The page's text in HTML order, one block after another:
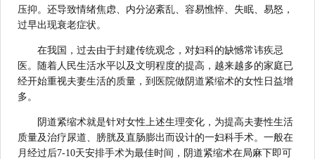
压抑。还导致情绪焦虑、内分泌紊乱、容易憔悴、失眠、易怒，
过早出现衰老症状。
在我国，过去由于封建传统观念，对妇科的缺憾常讳疾忌
医。随着人民生活水平以及文明程度的提高，越来越多的家庭已
经开始重视夫妻生活的质量，到医院做阴道紧缩术的女性日益增
多。
阴道紧缩术就是针对女性上述生理变化，为提高夫妻性生活
质量及治疗尿道、膀胱及直肠膨出而设计的一妇科手术。一般在
月经过后7-10天安排手术为最佳时间，阴道紧缩术在局麻下即可